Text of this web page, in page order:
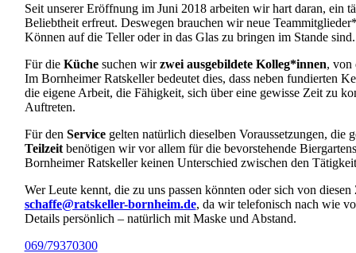
Seit unserer Eröffnung im Juni 2018 arbeiten wir hart daran, ein
Beliebtheit erfreut. Deswegen brauchen wir neue
Können auf die Teller oder in das Glas zu bringen im Stande sind.
Für die Küchesuchen wirzwei ausgebildete Kolleg*innen, von
Im Bornheimer Ratskeller bedeutet dies, dass neben fundierten
die eigene Arbeit, die Fähigkeit, sich über eine gewisse Zeit zu
Auftreten.
Für den Servicegelten natürlich dieselben Voraussetzungen, die
Teilzeitbenötigen wir vor allem für die bevorstehende
Bornheimer Ratskeller keinen Unterschied zwischen den
Wer Leute kennt, die zu uns passen könnten oder sich von
schaffe@ratskeller-bornheim.de, da wir telefonisch nach wie
Details persönlich – natürlich mit Maske und Abstand.
069/79370300